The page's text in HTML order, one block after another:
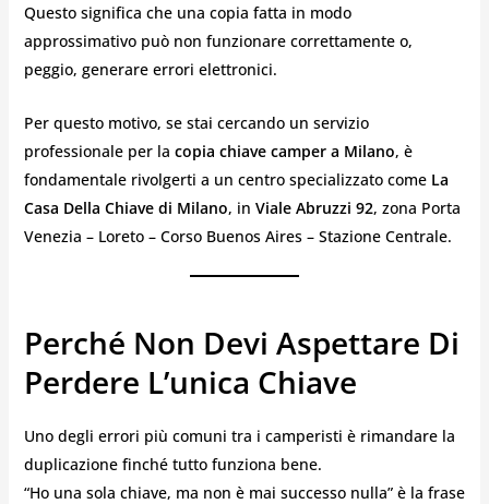
Questo significa che una copia fatta in modo
approssimativo può non funzionare correttamente o,
peggio, generare errori elettronici.
Per questo motivo, se stai cercando un servizio
professionale per la copia chiave camper a Milano, è
fondamentale rivolgerti a un centro specializzato come La
Casa Della Chiave di Milano, in Viale Abruzzi 92, zona Porta
Venezia – Loreto – Corso Buenos Aires – Stazione Centrale.
Perché Non Devi Aspettare Di
Perdere L’unica Chiave
Uno degli errori più comuni tra i camperisti è rimandare la
duplicazione finché tutto funziona bene.
“Ho una sola chiave, ma non è mai successo nulla” è la frase